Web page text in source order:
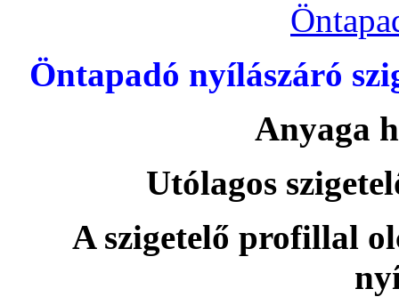
Öntapadó nyílászáró
Anyaga
Utólagos
A szigetelő profillal